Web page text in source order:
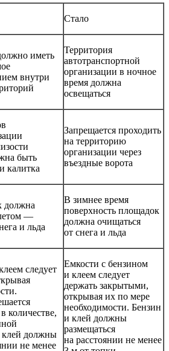
Стало
иметь
внутри
Территория
автотранспортной
организации в ночное
время должна
освещаться
быть
калитка
Запрещается проходить
на территорию
организации через
въездные ворота
должна
—
и льда
В зимнее время
поверхность площадок
должна очищаться
от снега и льда
следует
количестве,
клей должны
не менее
Емкости с бензином
и клеем следует
держать закрытыми,
открывая их по мере
необходимости. Бензин
и клей должны
размещаться
на расстоянии не менее